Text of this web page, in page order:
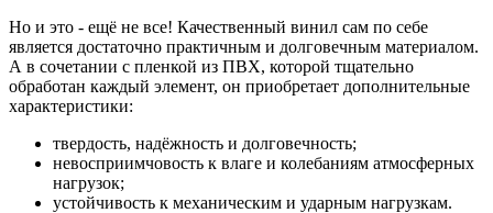
Но и это - ещё не все! Качественный винил сам по себе
является достаточно практичным и долговечным материалом.
А в сочетании с пленкой из ПВХ, которой тщательно
обработан каждый элемент, он приобретает дополнительные
характеристики:
твердость, надёжность и долговечность;
невосприимчовость к влаге и колебаниям атмосферных
нагрузок;
устойчивость к механическим и ударным нагрузкам.